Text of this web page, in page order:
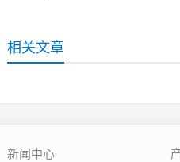
相关文章
新闻中心